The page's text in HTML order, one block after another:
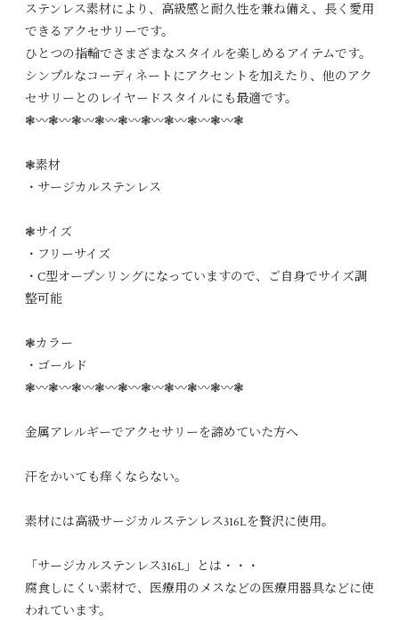
ステンレス素材により、高級感と耐久性を兼ね備え、長く愛用
できるアクセサリーです。
ひとつの指輪でさまざまなスタイルを楽しめるアイテムです。
シンプルなコーディネートにアクセントを加えたり、他のアク
セサリーとのレイヤードスタイルにも最適です。
❃〰︎❃〰︎❃〰︎❃〰︎❃〰︎❃〰︎❃〰︎❃〰︎❃〰︎❃
❃素材
・サージカルステンレス
❃サイズ
・フリーサイズ
・C型オープンリングになっていますので、ご自身でサイズ調
整可能
❃カラー
・ゴールド
❃〰︎❃〰︎❃〰︎❃〰︎❃〰︎❃〰︎❃〰︎❃〰︎❃〰︎❃
金属アレルギーでアクセサリーを諦めていた方へ
汗をかいても痒くならない。
素材には高級サージカルステンレス316Lを贅沢に使用。
「サージカルステンレス316L」とは・・・
腐食しにくい素材で、医療用のメスなどの医療用器具などに使
われています。